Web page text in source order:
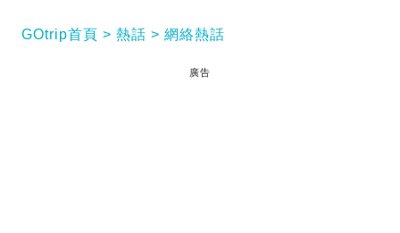
GOtrip首頁 熱話 網絡熱話
廣告